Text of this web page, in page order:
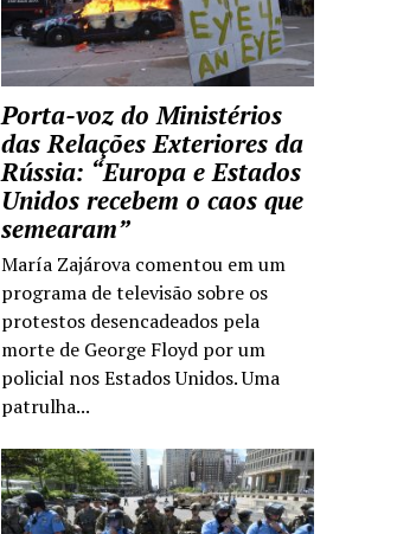
Porta-voz do Ministérios
das Relações Exteriores da
Rússia: “Europa e Estados
Unidos recebem o caos que
semearam”
María Zajárova comentou em um
programa de televisão sobre os
protestos desencadeados pela
morte de George Floyd por um
policial nos Estados Unidos. Uma
patrulha...